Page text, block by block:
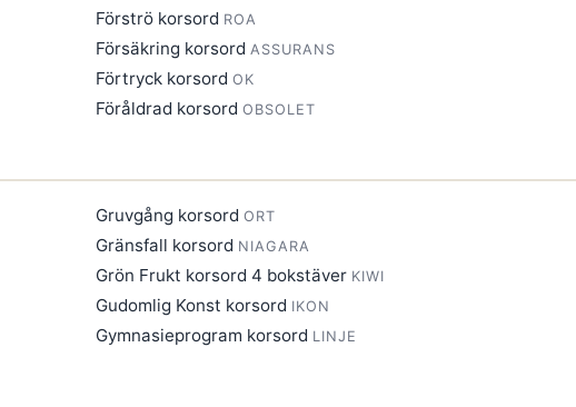
Förströ korsord ROA
Försäkring korsord ASSURANS
Förtryck korsord OK
Föråldrad korsord OBSOLET
Gruvgång korsord ORT
Gränsfall korsord NIAGARA
Grön Frukt korsord 4 bokstäver KIWI
Gudomlig Konst korsord IKON
Gymnasieprogram korsord LINJE